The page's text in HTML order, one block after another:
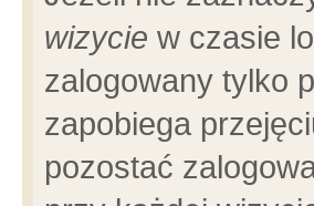
wizycie w czasie
zalogowany tylko
zapobiega
pozostać